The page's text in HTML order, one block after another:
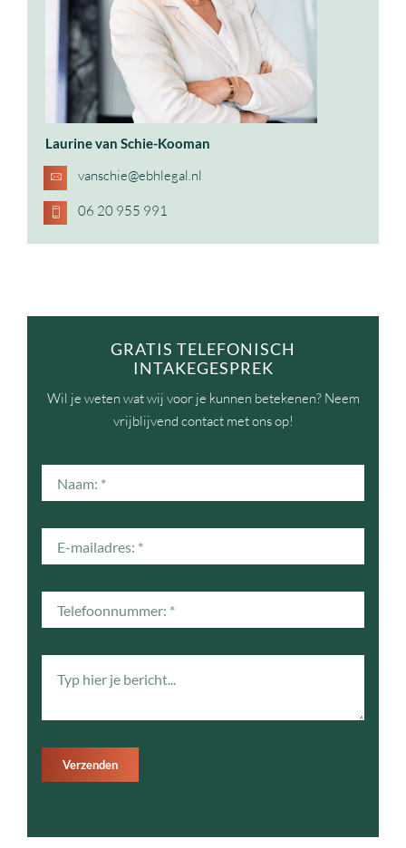
Laurine van Schie-Kooman
vanschie@ebhlegal.nl
06 20 955 991
GRATIS TELEFONISCH
INTAKEGESPREK
Wil je weten wat wij voor je kunnen betekenen? Neem
vrijblijvend contact met ons op!
Verzenden